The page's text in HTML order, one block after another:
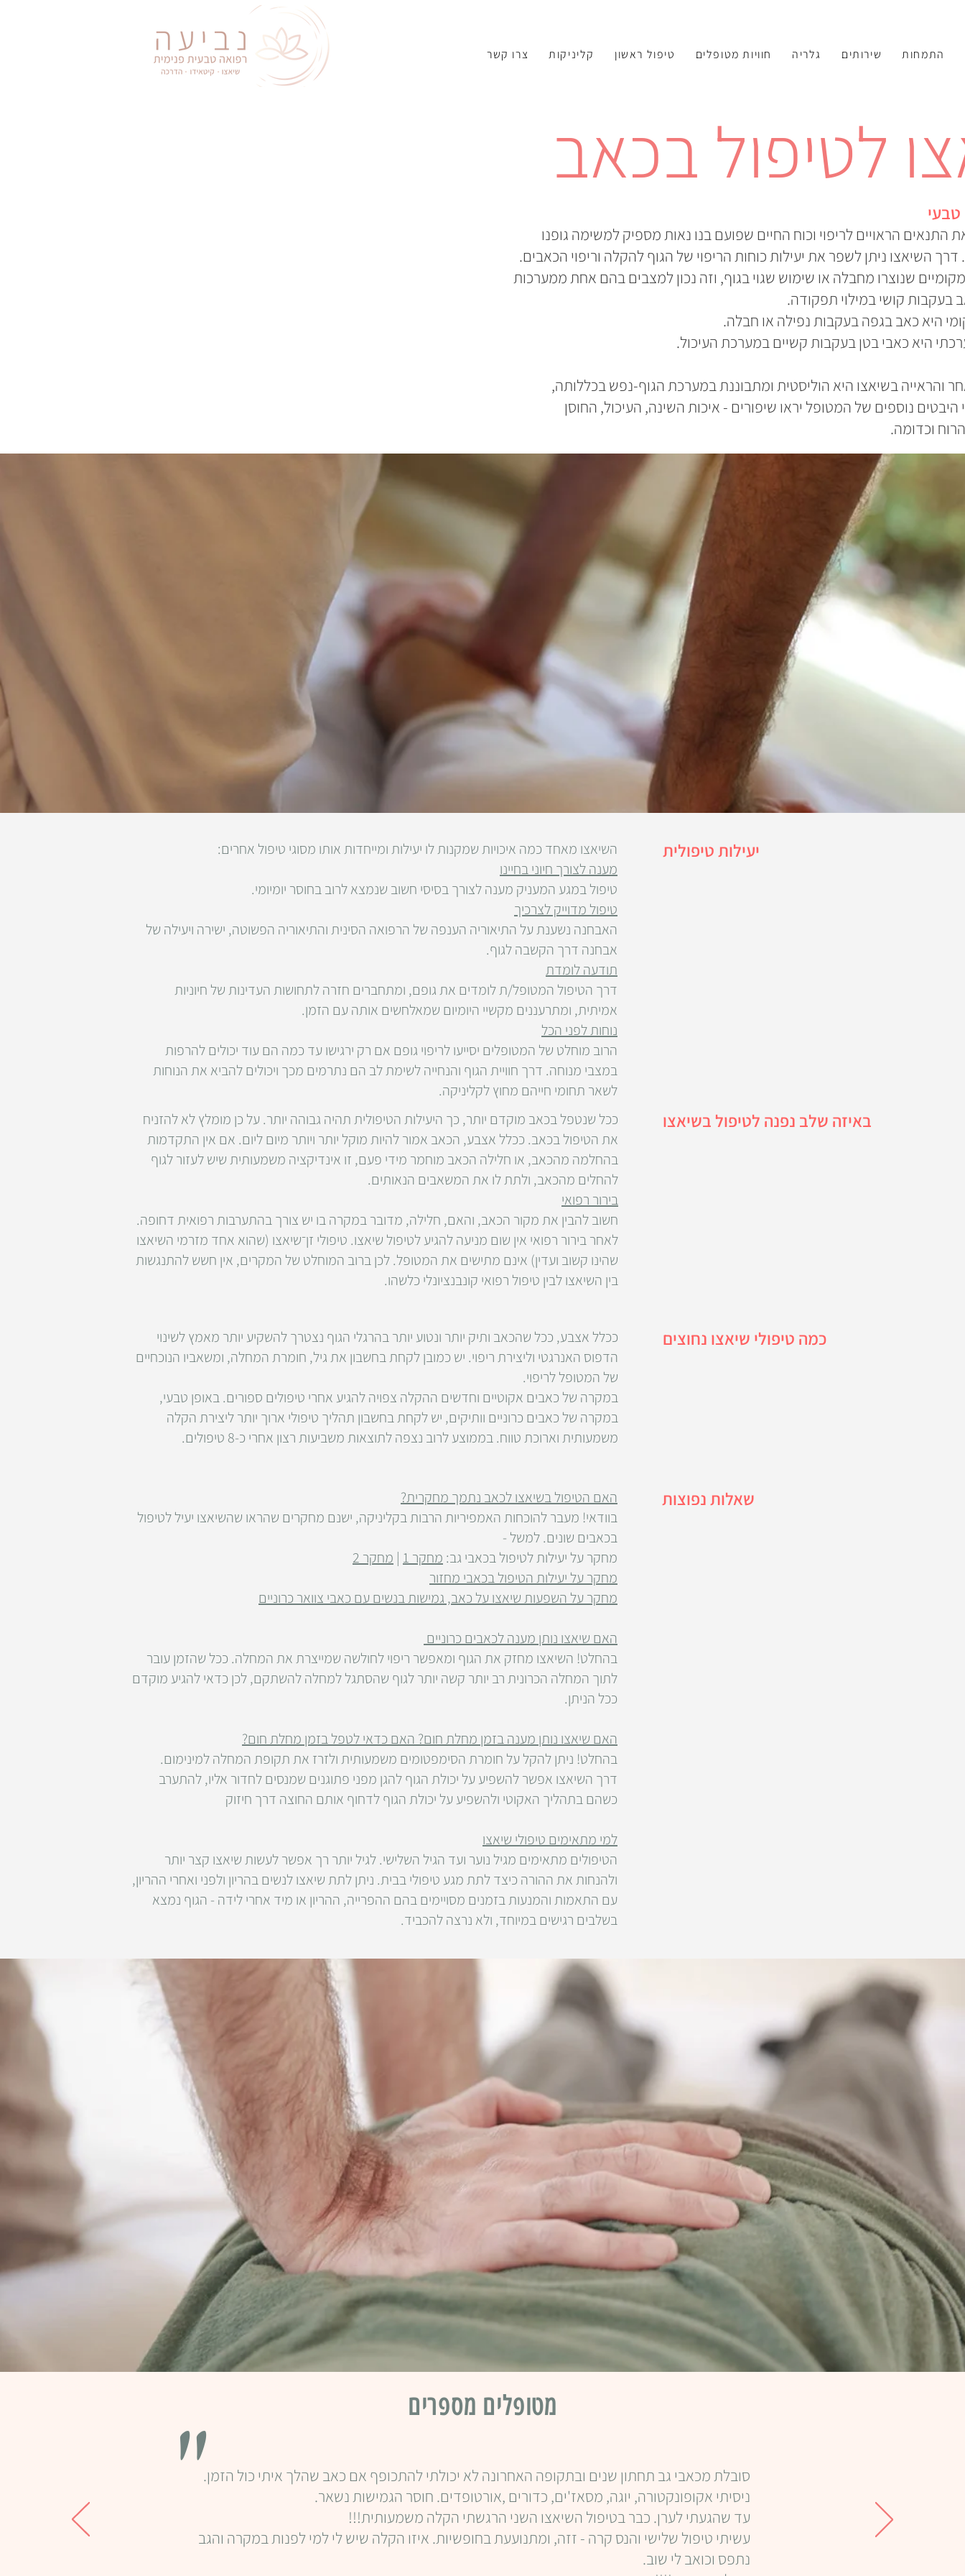
התמחות שירותים גלריה חוויות מטופלים טיפול ראשון קליניקות צרו קשר
לטיפול בכאב
התנאים הראויים לריפוי וכוח החיים שפועם בנו נאות מספיק למשימה גופנו
השיאצו ניתן לשפר את יעילות כוחות הריפוי של הגוף להקלה וריפוי הכאבים.
שנוצרו מחבלה או שימוש שגוי בגוף, וזה נכון למצבים בהם אחת ממערכות
בעקבות קושי במילוי תפקודה.
היא כאב בגפה בעקבות נפילה או חבלה.
היא כאבי בטן בעקבות קשיים במערכת העיכול.
והראייה בשיאצו היא הוליסטית ומתבוננת במערכת הגוף-נפש בכללותה,
היבטים נוספים של המטופל יראו שיפורים - איכות השינה, העיכול, החוסן
וכדומה.
טבעי
השיאצו מאחד כמה איכויות שמקנות לו יעילות ומייחדות אותו מסוגי טיפול אחרים:
מענה לצורך חיוני בחיינו
טיפול במגע המעניק מענה לצורך בסיסי חשוב שנמצא לרוב בחוסר יומיומי.
טיפול מדוייק לצרכיך
האבחנה נשענת על התיאוריה הענפה של הרפואה הסינית והתיאוריה הפשוטה, ישירה ויעילה של
אבחנה דרך הקשבה לגוף.
תודעה לומדת
דרך הטיפול המטופל/ת לומדים את גופם, ומתחברים חזרה לתחושות העדינות של חיוניות
אמיתית, ומתרעננים מקשיי היומיום שמאלחשים אותה עם הזמן.
נוחות לפני הכל
הרוב מוחלט של המטופלים יסייעו לריפוי גופם אם רק ירגישו עד כמה הם עוד יכולים להרפות
במצבי מנוחה. דרך חוויית הגוף והנחייה לשימת לב הם נתרמים מכך ויכולים להביא את הנוחות
לשאר תחומי חייהם מחוץ לקליניקה.
יעילות טיפולית
ככל שנטפל בכאב מוקדם יותר, כך היעילות הטיפולית תהיה גבוהה יותר. על כן מומלץ לא להזניח
את הטיפול בכאב. ככלל אצבע, הכאב אמור להיות מוקל יותר ויותר מיום ליום. אם אין התקדמות
בהחלמה מהכאב, או חלילה הכאב מוחמר מידי פעם, זו אינדיקציה משמעותית שיש לעזור לגוף
להחלים מהכאב, ולתת לו את המשאבים הנאותים.
בירור רפואי
חשוב להבין את מקור הכאב, והאם, חלילה, מדובר במקרה בו יש צורך בהתערבות רפואית דחופה.
לאחר בירור רפואי אין שום מניעה להגיע לטיפול שיאצו. טיפולי זן־שיאצו (שהוא אחד מזרמי השיאצו
שהינו קשוב ועדין) אינם מתישים את המטופל. לכן ברוב המוחלט של המקרים, אין חשש להתנגשות
בין השיאצו לבין טיפול רפואי קונבנציונלי כלשהו.
באיזה שלב נפנה לטיפול בשיאצו
ככלל אצבע, ככל שהכאב ותיק יותר ונטוע יותר בהרגלי הגוף נצטרך להשקיע יותר מאמץ לשינוי
הדפוס האנרגטי וליצירת ריפוי. יש כמובן לקחת בחשבון את גיל, חומרת המחלה, ומשאביו הנוכחיים
של המטופל לריפוי.
במקרה של כאבים אקוטיים וחדשים ההקלה צפויה להגיע אחרי טיפולים ספורים. באופן טבעי,
במקרה של כאבים כרוניים וותיקים, יש לקחת בחשבון תהליך טיפולי ארוך יותר ליצירת הקלה
משמעותית וארוכת טווח. בממוצע לרוב נצפה לתוצאות משביעות רצון אחרי כ-8 טיפולים.
כמה טיפולי שיאצו נחוצים
האם הטיפול בשיאצו לכאב נתמך מחקרית?
בוודאי! מעבר להוכחות האמפיריות הרבות בקליניקה, ישנם מחקרים שהראו שהשיאצו יעיל לטיפול
בכאבים שונים. למשל -
מחקר על יעילות לטיפול בכאבי גב: מחקר 1 | מחקר 2
מחקר על יעילות הטיפול בכאבי מחזור
מחקר על השפעות שיאצו על כאב, גמישות בנשים עם כאבי צוואר כרוניים
האם שיאצו נותן מענה לכאבים כרוניים
בהחלט! השיאצו מחזק את הגוף ומאפשר ריפוי לחולשה שמייצרת את המחלה. ככל שהזמן עובר
לתוך המחלה הכרונית רב יותר קשה יותר לגוף שהסתגל למחלה להשתקם, לכן כדאי להגיע מוקדם
ככל הניתן.
האם שיאצו נותן מענה בזמן מחלת חום? האם כדאי לטפל בזמן מחלת חום?
בהחלט! ניתן להקל על חומרת הסימפטומים משמעותית ולזרז את תקופת המחלה למינימום.
דרך השיאצו אפשר להשפיע על יכולת הגוף להגן מפני פתוגנים שמנסים לחדור אליו, להתערב
כשהם בתהליך האקוטי ולהשפיע על יכולת הגוף לדחוף אותם החוצה דרך חיזוק
למי מתאימים טיפולי שיאצו
הטיפולים מתאימים מגיל נוער ועד הגיל השלישי. לגיל יותר רך אפשר לעשות שיאצו קצר יותר
ולהנחות את ההורה כיצד לתת מגע טיפולי בבית. ניתן לתת שיאצו לנשים בהריון ולפני ואחרי ההריון,
עם התאמות והמנעות בזמנים מסויימים בהם ההפרייה, ההריון או מיד אחרי לידה - הגוף נמצא
בשלבים רגישים במיוחד, ולא נרצה להכביד.
שאלות נפוצות
מטופלים מספרים "סובלת מכאבי גב תחתון שנים ובתקופה האחרונה לא יכולתי להתכופף אם כאב שהלך איתי כול הזמן.
ניסיתי אקופונקטורה, יוגה, מסאז'ים, כדורים ,אורטופדים. חוסר הגמישות נשאר.
עד שהגעתי לערן. כבר בטיפול השיאצו השני הרגשתי הקלה משמעותית!!!
עשיתי טיפול שלישי והנס קרה - זזה, ומתנועעת בחופשיות. איזו הקלה שיש לי למי לפנות במקרה והגב
נתפס וכואב לי שוב.